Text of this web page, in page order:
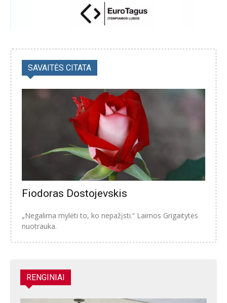
SAVAITĖS CITATA
Fiodoras Dostojevskis
„Negalima mylėti to, ko nepažįsti.“ Laimos Grigaitytės
nuotrauka.
RENGINIAI